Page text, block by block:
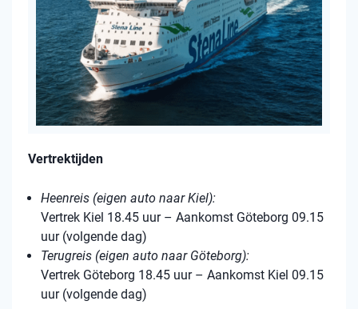
Vertrektijden
Heenreis (eigen auto naar Kiel):
Vertrek Kiel 18.45 uur – Aankomst Göteborg 09.15
uur (volgende dag)
Terugreis (eigen auto naar Göteborg):
Vertrek Göteborg 18.45 uur – Aankomst Kiel 09.15
uur (volgende dag)